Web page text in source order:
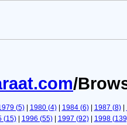
/
(5)| 1980 (4)| 1984 (6)| 1987 (8)|
(15)| 1996 (55)| 1997 (92)|
1998